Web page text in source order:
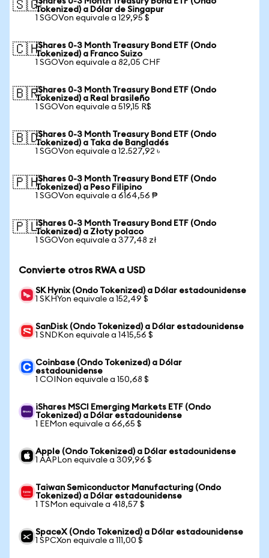
🇸🇬Tokenized) a Dólar de Singapur
1 SGOVon equivale a 129,95 $
🇨🇭iShares 0-3 Month Treasury Bond ETF (Ondo
Tokenized) a Franco Suizo
1 SGOVon equivale a 82,05 CHF
🇧🇷iShares 0-3 Month Treasury Bond ETF (Ondo
Tokenized) a Real brasileño
1 SGOVon equivale a 519,15 R$
🇧🇩iShares 0-3 Month Treasury Bond ETF (Ondo
Tokenized) a Taka de Bangladés
1 SGOVon equivale a 12.527,92 ৳
🇵🇭iShares 0-3 Month Treasury Bond ETF (Ondo
Tokenized) a Peso Filipino
1 SGOVon equivale a 6164,56 ₱
🇵🇱iShares 0-3 Month Treasury Bond ETF (Ondo
Tokenized) a Złoty polaco
1 SGOVon equivale a 377,48 zł
Convierte otros RWA a USD
SK Hynix (Ondo Tokenized) a Dólar estadounidense
1 SKHYon equivale a 152,49 $
SanDisk (Ondo Tokenized) a Dólar estadounidense
1 SNDKon equivale a 1415,56 $
Coinbase (Ondo Tokenized) a Dólar
estadounidense
1 COINon equivale a 150,68 $
iShares MSCI Emerging Markets ETF (Ondo
Tokenized) a Dólar estadounidense
1 EEMon equivale a 66,65 $
Apple (Ondo Tokenized) a Dólar estadounidense
1 AAPLon equivale a 309,96 $
Taiwan Semiconductor Manufacturing (Ondo
Tokenized) a Dólar estadounidense
1 TSMon equivale a 418,57 $
SpaceX (Ondo Tokenized) a Dólar estadounidense
1 SPCXon equivale a 111,00 $